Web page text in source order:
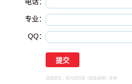
专业：
QQ：
选择提交，视为您同意 《隐私保障》 条例